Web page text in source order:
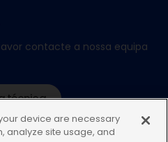
contacte a nossa equipa
técnica
device are necessary
analyze site usage, and